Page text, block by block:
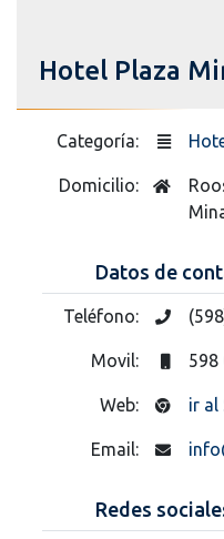
Hotel Plaza
Categoría:
Domicilio:
Datos de
Teléfono:
Movil: 598
Web: ir al
Email:
Redes